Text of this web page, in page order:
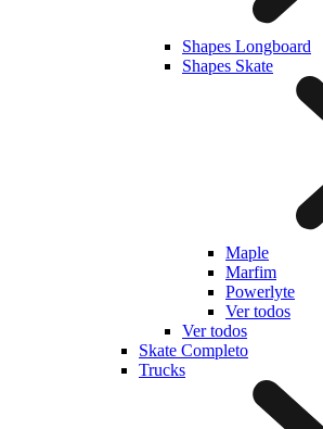
Shapes Longboard
Shapes Skate
Maple
Marfim
Powerlyte
Ver todos
Ver todos
Skate Completo
Trucks